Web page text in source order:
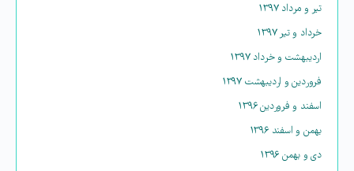
تیر و مرداد ۱۳۹۷
خرداد و تیر ۱۳۹۷
اردیبهشت و خرداد ۱۳۹۷
فروردین و اردیبهشت ۱۳۹۷
اسفند و فروردین ۱۳۹۶
بهمن و اسفند ۱۳۹۶
دی و بهمن ۱۳۹۶